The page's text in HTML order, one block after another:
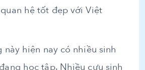
hệ tốt đẹp với Việt
hiện nay có nhiều sinh
học tập. Nhiều cựu sinh